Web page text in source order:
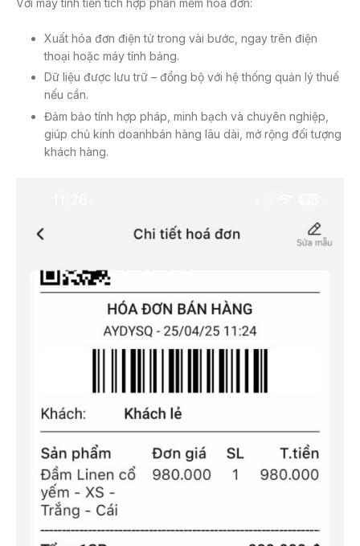
Với máy tính tiền tích hợp phần mềm hóa đơn:
Xuất hóa đơn điện tử trong vài bước, ngay trên điện
thoại hoặc máy tính bảng.
Dữ liệu được lưu trữ – đồng bộ với hệ thống quản lý thuế
nếu cần.
Đảm bảo tính hợp pháp, minh bạch và chuyên nghiệp,
giúp chủ kinh doanhbán hàng lâu dài, mở rộng đối tượng
khách hàng.